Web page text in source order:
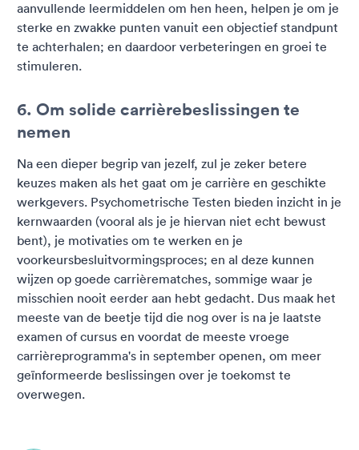
aanvullende leermiddelen om hen heen, helpen je om je
sterke en zwakke punten vanuit een objectief standpunt
te achterhalen; en daardoor verbeteringen en groei te
stimuleren.
6. Om solide carrièrebeslissingen te
nemen
Na een dieper begrip van jezelf, zul je zeker betere
keuzes maken als het gaat om je carrière en geschikte
werkgevers. Psychometrische Testen bieden inzicht in je
kernwaarden (vooral als je je hiervan niet echt bewust
bent), je motivaties om te werken en je
voorkeursbesluitvormingsproces; en al deze kunnen
wijzen op goede carrièrematches, sommige waar je
misschien nooit eerder aan hebt gedacht. Dus maak het
meeste van de beetje tijd die nog over is na je laatste
examen of cursus en voordat de meeste vroege
carrièreprogramma's in september openen, om meer
geïnformeerde beslissingen over je toekomst te
overwegen.